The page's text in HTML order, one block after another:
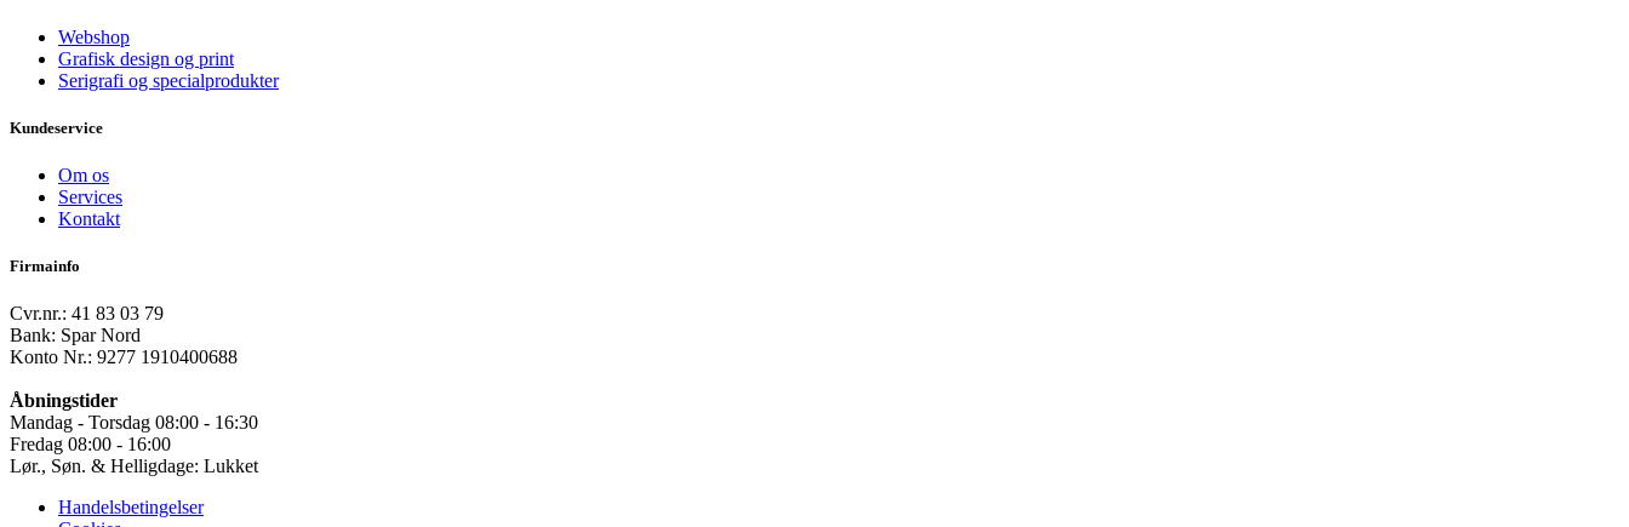
Webshop
Grafisk design og print
Serigrafi og specialprodukter
Kundeservice
Om os
Services
Kontakt
Firmainfo
Cvr.nr.: 41 83 03 79
Bank: Spar Nord
Konto Nr.: 9277 1910400688
Åbningstider
Mandag - Torsdag 08:00 - 16:30
Fredag 08:00 - 16:00
Lør., Søn. & Helligdage: Lukket
Handelsbetingelser